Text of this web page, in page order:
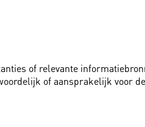
of relevante
of aansprakelijk voor